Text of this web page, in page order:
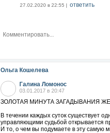
27.02.2020 в 22:55 | ответить
Ольга Кошелева
Галина Ломонос
03.01.2017 в 20:47
ЗОЛОТАЯ МИНУТА ЗАГАДЫВАНИЯ
В течении каждых суток существует
управляющими судьбой открывается
И то, о чем вы подумаете в эту самую